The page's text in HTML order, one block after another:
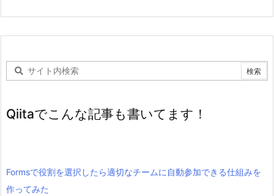
Qiitaでこんな記事も書いてます！
Formsで役割を選択したら適切なチームに自動参加できる仕組みを
作ってみた